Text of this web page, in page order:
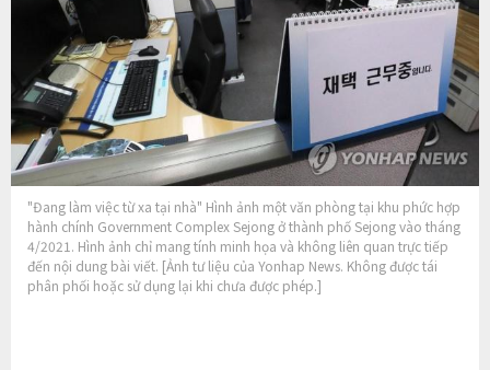
"Đang làm việc từ xa tại nhà" Hình ảnh một văn phòng tại khu phức hợp
hành chính Government Complex Sejong ở thành phố Sejong vào tháng
4/2021. Hình ảnh chỉ mang tính minh họa và không liên quan trực tiếp
đến nội dung bài viết. [Ảnh tư liệu của Yonhap News. Không được tái
phân phối hoặc sử dụng lại khi chưa được phép.]